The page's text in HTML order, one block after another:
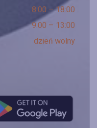
8:00 – 18:00
9:00 – 13:00
dzień wolny